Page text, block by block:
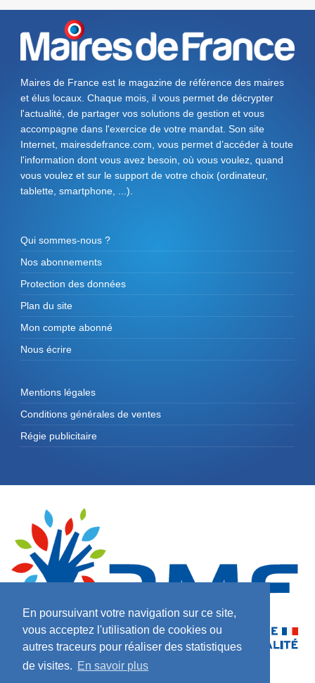
En poursuivant votre navigation sur ce site,
vous acceptez l'utilisation de cookies ou
autres traceurs pour réaliser des statistiques
de visites. En savoir plus
Maires de France est le magazine de référence des maires
et élus locaux. Chaque mois, il vous permet de décrypter
l'actualité, de partager vos solutions de gestion et vous
accompagne dans l'exercice de votre mandat. Son site
Internet, mairesdefrance.com, vous permet d’accéder à toute
l'information dont vous avez besoin, où vous voulez, quand
vous voulez et sur le support de votre choix (ordinateur,
tablette, smartphone, ...).
Qui sommes-nous ?
Nos abonnements
Protection des données
Plan du site
Mon compte abonné
Nous écrire
Mentions légales
Conditions générales de ventes
Régie publicitaire